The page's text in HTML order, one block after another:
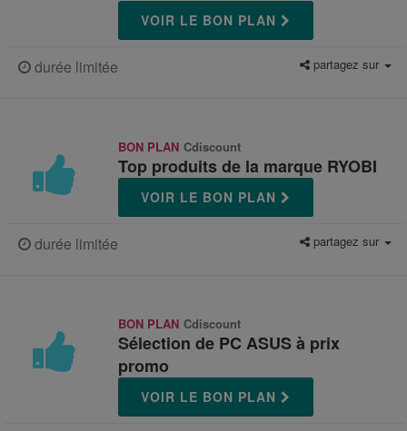
VOIR LE BON PLAN
durée limitée partagez sur
BON PLAN Cdiscount
Top produits de la marque RYOBI
VOIR LE BON PLAN
durée limitée partagez sur
BON PLAN Cdiscount
Sélection de PC ASUS à prix
promo
VOIR LE BON PLAN